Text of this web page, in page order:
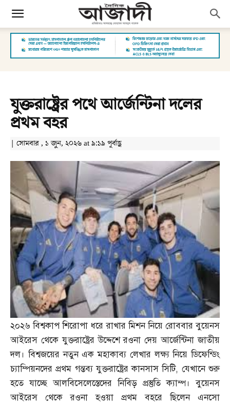
যুক্তরাষ্ট্রের পথে আর্জেন্টিনা দলের
প্রথম বহর
| সোমবার , ১ জুন, ২০২৬ at ৯:১৯ পূর্বাহ্ণ
২০২৬ বিশ্বকাপ শিরোপা ধরে রাখার মিশন নিয়ে রোববার বুয়েনস
আইরেস থেকে যুক্তরাষ্ট্রের উদ্দেশে রওনা দেয় আর্জেন্টিনা জাতীয়
দল।বিশ্বজয়ের নতুন এক মহাকাব্য লেখার লক্ষ্য নিয়ে ডিফেন্ডিং
চ্যাম্পিয়নদের প্রথম গন্তব্য যুক্তরাষ্ট্রের কানসাস সিটি, যেখানে শুরু
হতে যাচ্ছে আলবিসেলেস্তেদের নিবিড় প্রস্তুতি ক্যাম্প। বুয়েনস
আইরেস থেকে রওনা হওয়া প্রথম বহরে ছিলেন এনসো